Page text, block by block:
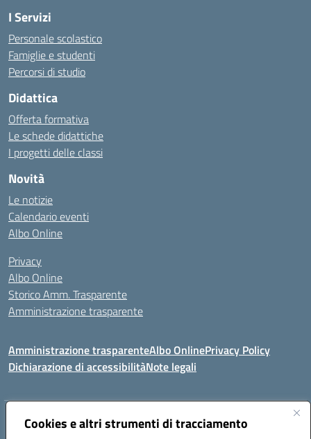
Cookies e altri strumenti di tracciamento
I Servizi
Personale scolastico
Famiglie e studenti
Percorsi di studio
Didattica
Offerta formativa
Le schede didattiche
I progetti delle classi
Novità
Le notizie
Calendario eventi
Albo Online
Privacy
Albo Online
Storico Amm. Trasparente
Amministrazione trasparente
Amministrazione trasparenteAlbo OnlinePrivacy Policy
Dichiarazione di accessibilitàNote legali
Indirizzo:Via Mastelloni - Viale Colombo 71121 Foggia